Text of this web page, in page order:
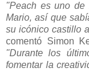
"Peach es uno de
Mario, así que
su icónico castillo
comentó Simon
"Durante los
fomentar la